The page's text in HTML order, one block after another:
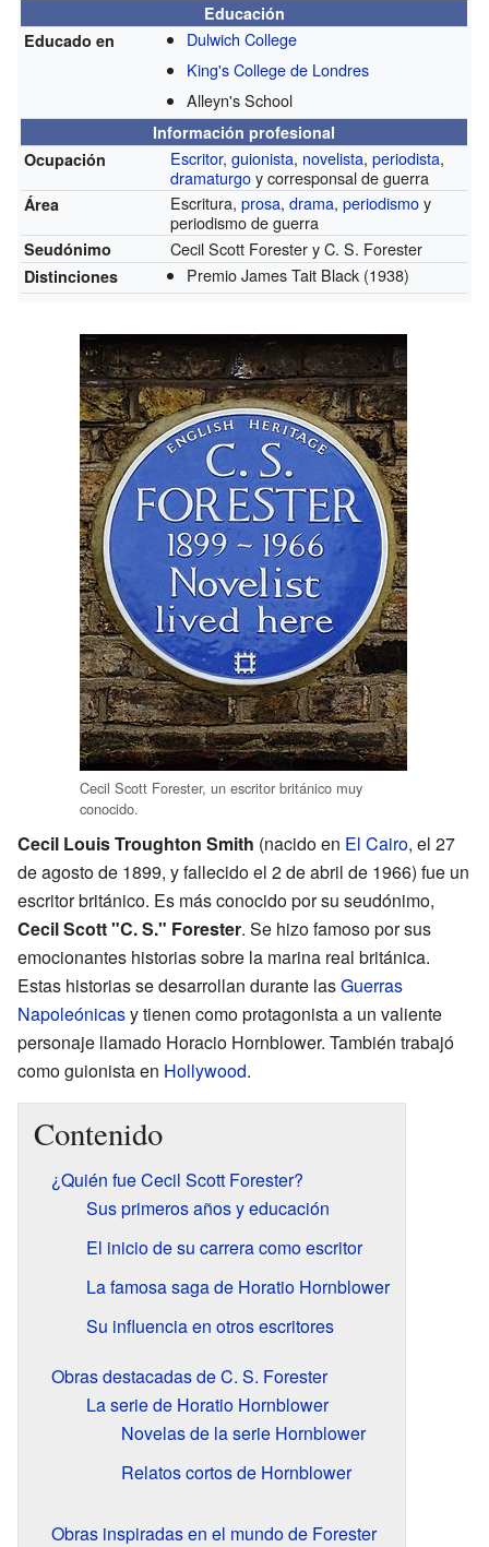
Educación
Educado en
Dulwich College
King's College de Londres
Alleyn's School
Información profesional
Ocupación
Escritor,guionista, novelista,periodista,
dramaturgoy corresponsal de guerra
Área Escritura,prosa,drama,periodismoy
periodismo de guerra
Seudónimo Cecil Scott Forester y C. S. Forester
Distinciones Premio James Tait Black (1938)
Cecil Scott Forester, un escritor británico muy
conocido.
Cecil Louis Troughton Smith (nacido en El Cairo, el 27
de agosto de 1899, y fallecido el 2 de abril de 1966) fue un
escritor británico. Es más conocido por su seudónimo,
Cecil Scott "C. S." Forester. Se hizo famoso por sus
emocionantes historias sobre la marina real británica.
Estas historias se desarrollan durante lasGuerras
Napoleónicasy tienen como protagonista a un valiente
personaje llamado Horacio Hornblower. También trabajó
como guionista en Hollywood.
Contenido
¿Quién fue Cecil Scott Forester?
Sus primeros años y educación
El inicio de su carrera como escritor
La famosa saga de Horatio Hornblower
Su influencia en otros escritores
Obras destacadas de C. S. Forester
La serie de Horatio Hornblower
Novelas de la serie Hornblower
Relatos cortos de Hornblower
Obras inspiradas en el mundo de Forester